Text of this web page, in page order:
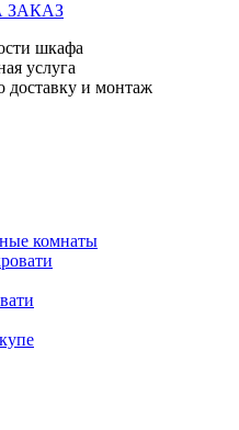
шкафа
услуга
доставку и монтаж
комнаты